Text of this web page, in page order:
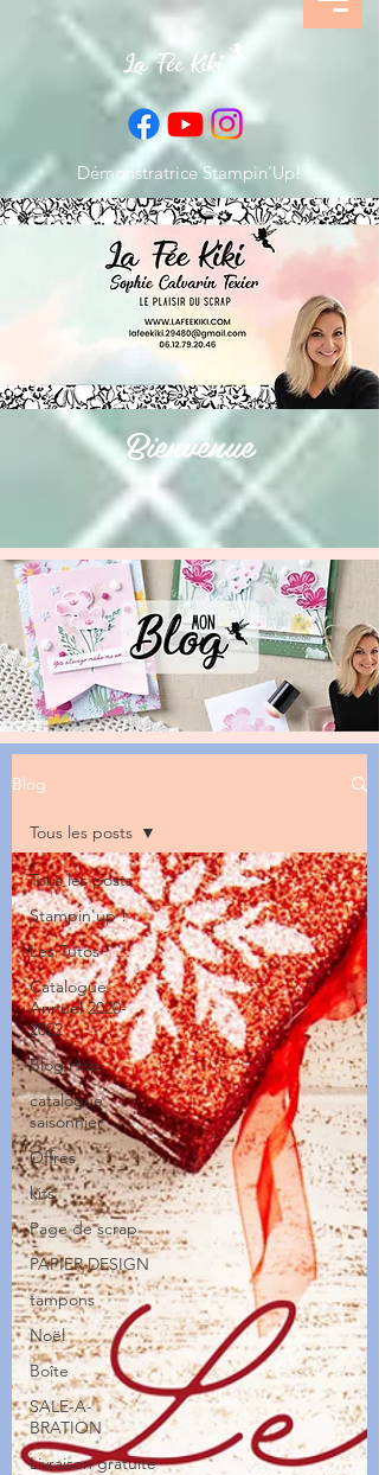
Démonstratrice Stampin’Up!
Bienvenue
Blog
Tous les posts
Stampin'up !
Les Tutos
Catalogue
Annuel 2020-
2022
Blog Hop
catalogue
saisonnier
Offres
kits
Page de scrap
PAPIER DESIGN
tampons
Noël
Boîte
SALE-A-
BRATION
Livraison gratuite
Tous les posts